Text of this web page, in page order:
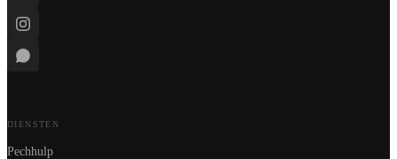
DIENSTEN
Pechhulp